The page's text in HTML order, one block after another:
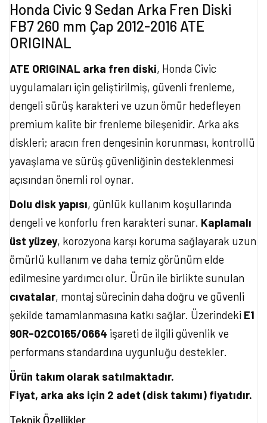
Honda Civic 9 Sedan Arka Fren Diski
FB7 260 mm Çap 2012-2016 ATE
ORIGINAL
ATE ORIGINAL arka fren diski, Honda Civic
uygulamaları için geliştirilmiş, güvenli frenleme,
dengeli sürüş karakteri ve uzun ömür hedefleyen
premium kalite bir frenleme bileşenidir. Arka aks
diskleri; aracın fren dengesinin korunması, kontrollü
yavaşlama ve sürüş güvenliğinin desteklenmesi
açısından önemli rol oynar.
Dolu disk yapısı, günlük kullanım koşullarında
dengeli ve konforlu fren karakteri sunar. Kaplamalı
üst yüzey, korozyona karşı koruma sağlayarak uzun
ömürlü kullanım ve daha temiz görünüm elde
edilmesine yardımcı olur. Ürün ile birlikte sunulan
cıvatalar, montaj sürecinin daha doğru ve güvenli
şekilde tamamlanmasına katkı sağlar. Üzerindeki E1
90R-02C0165/0664 işareti de ilgili güvenlik ve
performans standardına uygunluğu destekler.
Ürün takım olarak satılmaktadır.
Fiyat, arka aks için 2 adet (disk takımı) fiyatıdır.
Teknik Özellikler